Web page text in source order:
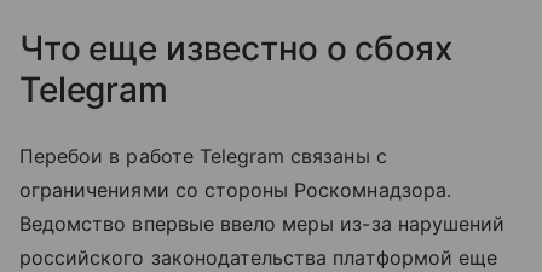
Что еще известно о сбоях
Telegram
Перебои в работе Telegram связаны с
ограничениями со стороны Роскомнадзора.
Ведомство впервые ввело меры из-за нарушений
российского законодательства платформой еще